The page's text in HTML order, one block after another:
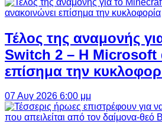
Τέλος της αναμονής
Switch 2 – Η Microsoft
επίσημα την
07 Αυγ 2026 6:00 μμ